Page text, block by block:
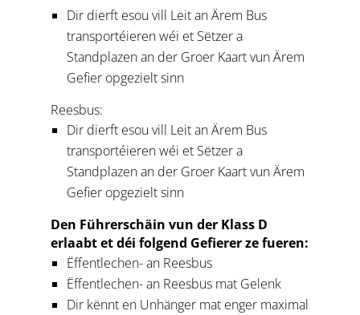
Dir dierft esou vill Leit an Ärem Bus
transportéieren wéi et Sëtzer a
Standplazen an der Groer Kaart vun Ärem
Gefier opgezielt sinn
Reesbus:
Dir dierft esou vill Leit an Ärem Bus
transportéieren wéi et Sëtzer a
Standplazen an der Groer Kaart vun Ärem
Gefier opgezielt sinn
Den Führerschäin vun der Klass D
erlaabt et déi folgend Gefierer ze fueren:
Ëffentlechen- an Reesbus
Ëffentlechen- an Reesbus mat Gelenk
Dir kënnt en Unhänger mat enger maximal